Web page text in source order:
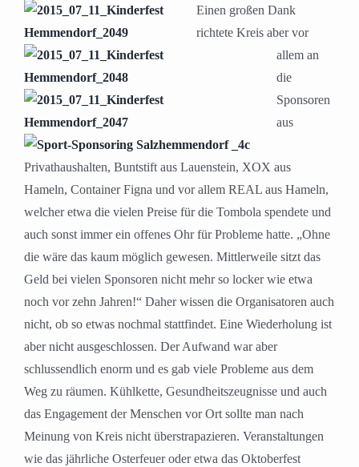
Einen großen Dank
richtete Kreis aber vor
allem an
die
Sponsoren
aus
Privathaushalten, Buntstift aus Lauenstein, XOX aus
Hameln, Container Figna und vor allem REAL aus Hameln,
welcher etwa die vielen Preise für die Tombola spendete und
auch sonst immer ein offenes Ohr für Probleme hatte. „Ohne
die wäre das kaum möglich gewesen. Mittlerweile sitzt das
Geld bei vielen Sponsoren nicht mehr so locker wie etwa
noch vor zehn Jahren!“ Daher wissen die Organisatoren auch
nicht, ob so etwas nochmal stattfindet. Eine Wiederholung ist
aber nicht ausgeschlossen. Der Aufwand war aber
schlussendlich enorm und es gab viele Probleme aus dem
Weg zu räumen. Kühlkette, Gesundheitszeugnisse und auch
das Engagement der Menschen vor Ort sollte man nach
Meinung von Kreis nicht überstrapazieren. Veranstaltungen
wie das jährliche Osterfeuer oder etwa das Oktoberfest